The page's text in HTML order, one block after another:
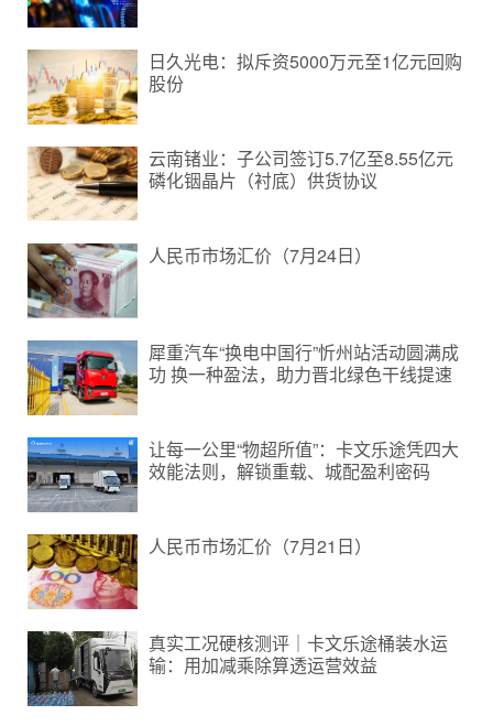
日久光电：拟斥资5000万元至1亿元回购
股份
云南锗业：子公司签订5.7亿至8.55亿元
磷化铟晶片（衬底）供货协议
人民币市场汇价（7月24日）
犀重汽车“换电中国行”忻州站活动圆满成
功 换一种盈法，助力晋北绿色干线提速
让每一公里“物超所值”：卡文乐途凭四大
效能法则，解锁重载、城配盈利密码
人民币市场汇价（7月21日）
真实工况硬核测评｜卡文乐途桶装水运
输：用加减乘除算透运营效益